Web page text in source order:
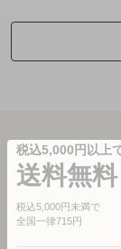
税込5,000円以上
送料無料
税込5,000円未満で
全国一律715円